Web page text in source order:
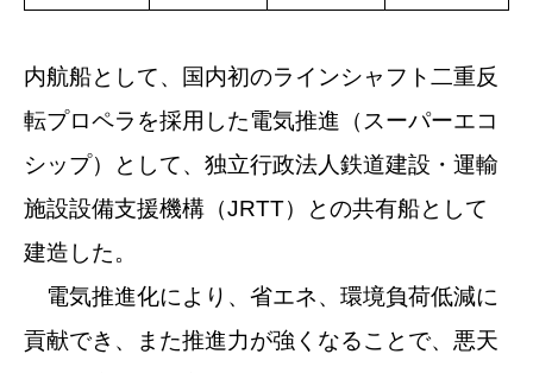
内航船として、国内初のラインシャフト二重反
転プロペラを採用した電気推進（スーパーエコ
シップ）として、 独立行政法人鉄道建設・運輸
施設設備支援機構（JRTT）との共有船として
建造した。
電気推進化により、省エネ、環境負荷低減に
貢献でき、また推進力が強くなることで、悪天